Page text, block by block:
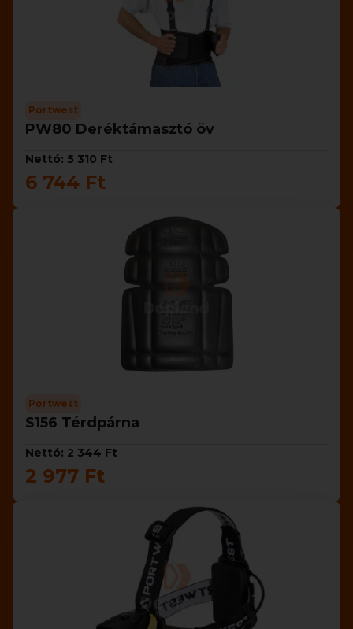
Portwest
PW80 Deréktámasztó öv
Nettó: 5 310 Ft
6 744 Ft
Portwest
S156 Térdpárna
Nettó: 2 344 Ft
2 977 Ft